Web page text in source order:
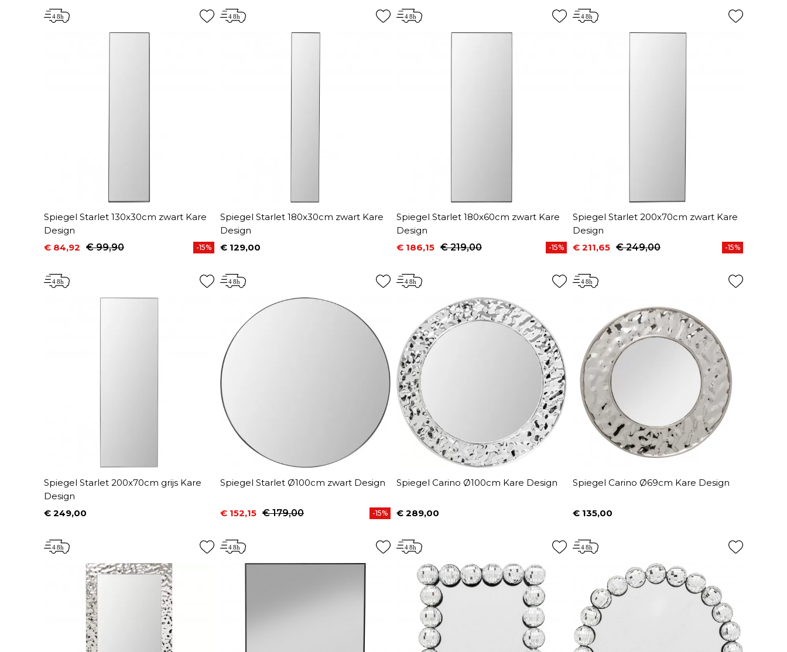
Spiegel Starlet 130x30cm zwart Kare
Design
Prijs
€ 84,92
Normale prijs
€ 99,90 -15%
Spiegel Starlet 180x30cm zwart Kare
Design
Prijs
€ 129,00
Spiegel Starlet 180x60cm zwart Kare
Design
Prijs
€ 186,15
Normale prijs
€ 219,00 -15%
Spiegel Starlet 200x70cm zwart Kare
Design
Prijs
€ 211,65
Normale prijs€ 249,00 -15%
Spiegel Starlet 200x70cm grijs Kare
Design
Prijs
€ 249,00
Spiegel Starlet Ø100cm zwart Design
Prijs
€ 152,15
Normale prijs
€ 179,00 -15%
Spiegel Carino Ø100cm Kare Design
Prijs
€ 289,00
Spiegel Carino Ø69cm Kare Design
Prijs
€ 135,00